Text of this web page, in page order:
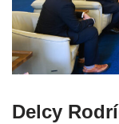
Delcy